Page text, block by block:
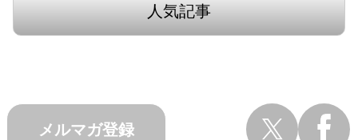
人気記事
メルマガ登録